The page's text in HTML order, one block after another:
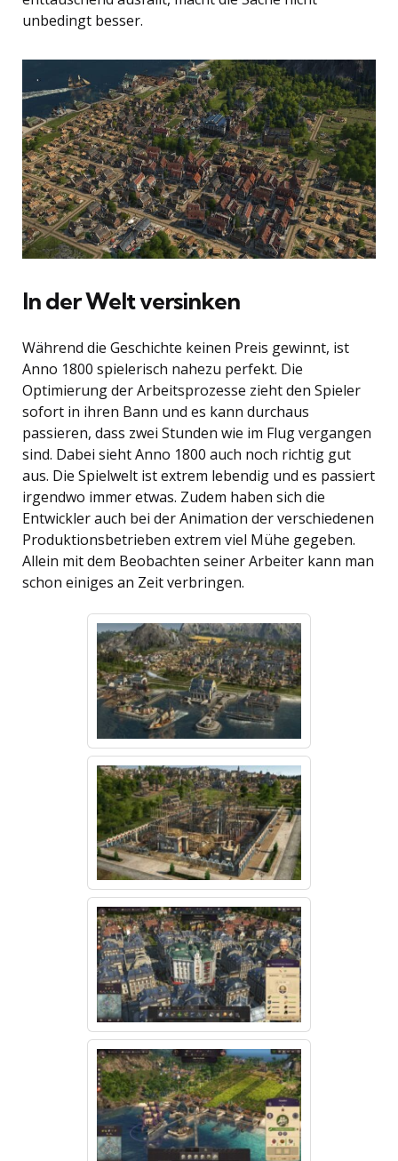
unbedingt besser.
In der Welt versinken
Während die Geschichte keinen Preis gewinnt, ist
Anno 1800 spielerisch nahezu perfekt. Die
Optimierung der Arbeitsprozesse zieht den Spieler
sofort in ihren Bann und es kann durchaus
passieren, dass zwei Stunden wie im Flug vergangen
sind. Dabei sieht Anno 1800 auch noch richtig gut
aus. Die Spielwelt ist extrem lebendig und es passiert
irgendwo immer etwas. Zudem haben sich die
Entwickler auch bei der Animation der verschiedenen
Produktionsbetrieben extrem viel Mühe gegeben.
Allein mit dem Beobachten seiner Arbeiter kann man
schon einiges an Zeit verbringen.